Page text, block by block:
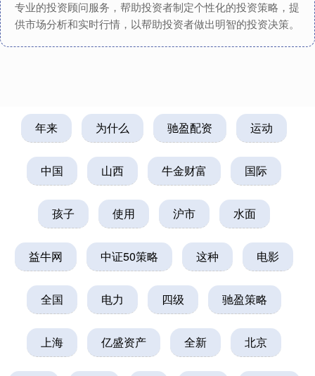
专业的投资顾问服务，帮助投资者制定个性化的投资策略，提
供市场分析和实时行情，以帮助投资者做出明智的投资决策。
年来 为什么 驰盈配资 运动
中国 山西 牛金财富 国际
孩子 使用 沪市 水面
益牛网 中证50策略 这种 电影
全国 电力 四级 驰盈策略
上海 亿盛资产 全新 北京